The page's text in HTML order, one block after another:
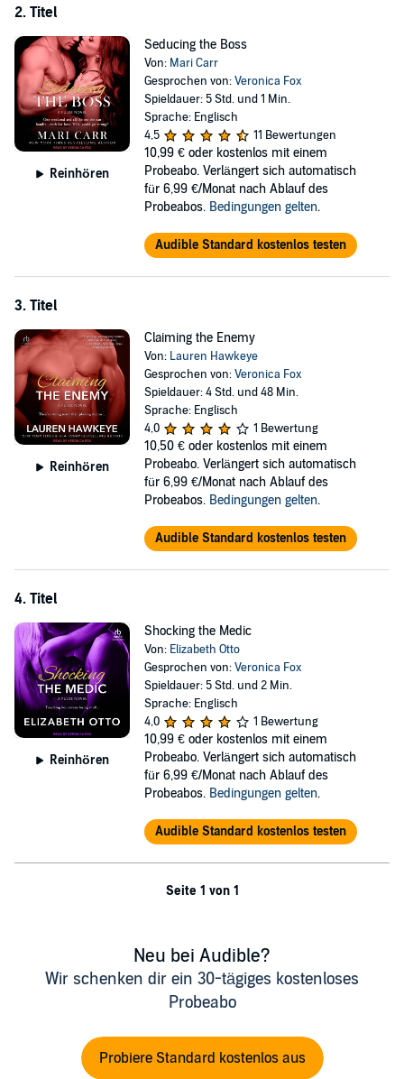
2. Titel
Reinhören
Seducing the Boss
Von: Mari Carr
Gesprochen von:Veronica Fox
Spieldauer: 5 Std. und 1 Min.
Sprache: Englisch
4,5
11 Bewertungen
10,99 € oder kostenlos mit einem
Probeabo. Verlängert sich automatisch
für 6,99 €/Monat nach Ablauf des
Probeabos. Bedingungen gelten.
Audible Standard kostenlos testen
3. Titel
Reinhören
Claiming the Enemy
Von: Lauren Hawkeye
Gesprochen von:Veronica Fox
Spieldauer: 4 Std. und 48 Min.
Sprache: Englisch
4,0
1 Bewertung
10,50 € oder kostenlos mit einem
Probeabo. Verlängert sich automatisch
für 6,99 €/Monat nach Ablauf des
Probeabos. Bedingungen gelten.
Audible Standard kostenlos testen
4. Titel
Reinhören
Shocking the Medic
Von: Elizabeth Otto
Gesprochen von:Veronica Fox
Spieldauer: 5 Std. und 2 Min.
Sprache: Englisch
4,0
1 Bewertung
10,99 € oder kostenlos mit einem
Probeabo. Verlängert sich automatisch
für 6,99 €/Monat nach Ablauf des
Probeabos. Bedingungen gelten.
Audible Standard kostenlos testen
Seite 1 von 1
Neu bei Audible?
Wir schenken dir ein 30-tägiges kostenloses
Probeabo
Probiere Standard kostenlos aus